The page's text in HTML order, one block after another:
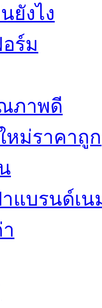
ยังไง
ร์ม
ภาพดี
หม่ราคาถูก
แบรนด์เน